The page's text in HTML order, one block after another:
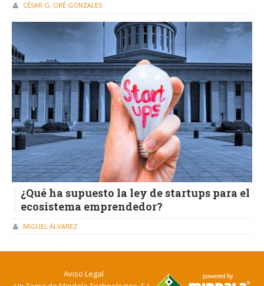
CÉSAR G. ORÉ GONZALES
¿Qué ha supuesto la ley de startups para el
ecosistema emprendedor?
MIGUEL ÁLVAREZ
Aviso Legal